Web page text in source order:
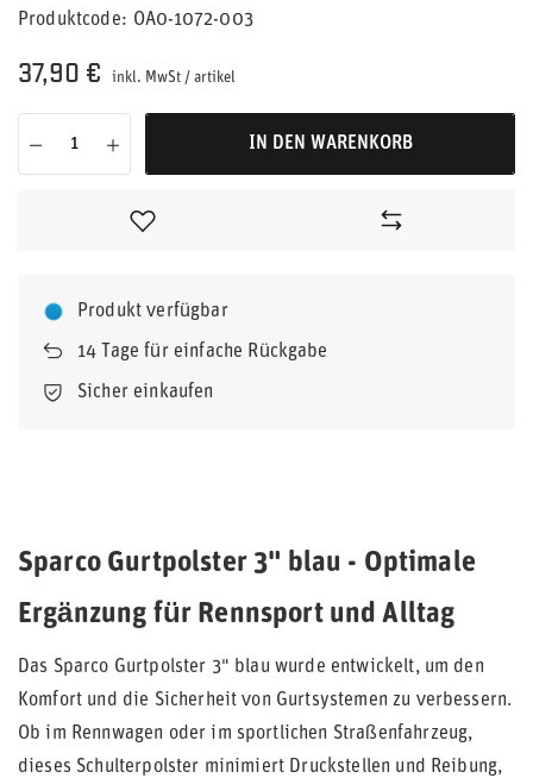
Produktcode
OA0-1072-003
37,90 € inkl. MwSt / artikel
IN DEN WARENKORB
Produkt verfügbar
14 Tage für einfache Rückgabe
Sicher einkaufen
Sparco Gurtpolster 3" blau - Optimale
Ergänzung für Rennsport und Alltag
Das Sparco Gurtpolster 3" blau wurde entwickelt, um den
Komfort und die Sicherheit von Gurtsystemen zu verbessern.
Ob im Rennwagen oder im sportlichen Straßenfahrzeug,
dieses Schulterpolster minimiert Druckstellen und Reibung,